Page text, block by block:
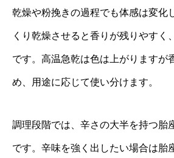
乾燥や粉挽きの過程でも体感は変化
くり乾燥させると香りが残りやすく
です。高温急乾は色は上がりますが
め、用途に応じて使い分けます。
調理段階では、辛さの大半を持つ胎
です。辛味を強く出したい場合は胎